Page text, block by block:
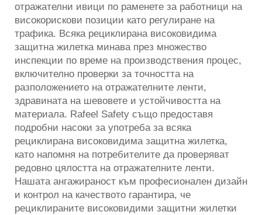
отражателни ивици по раменете за работници на
високорискови позиции като регулиране на
трафика. Всяка рециклирана високовидима
защитна жилетка минава през множество
инспекции по време на производствения процес,
включително проверки за точността на
разположението на отражателните ленти,
здравината на шевовете и устойчивостта на
материала. Rafeel Safety също предоставя
подробни насоки за употреба за всяка
рециклирана високовидима защитна жилетка,
като напомня на потребителите да проверяват
редовно цялостта на отражателните ленти.
Нашата ангажираност към професионален дизайн
и контрол на качеството гарантира, че
рециклираните високовидими защитни жилетки